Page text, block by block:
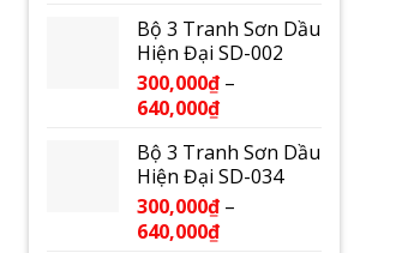
Bộ 3 Tranh Sơn Dầu
Hiện Đại SD-002
300,000₫ –
640,000₫
Bộ 3 Tranh Sơn Dầu
Hiện Đại SD-034
300,000₫ –
640,000₫